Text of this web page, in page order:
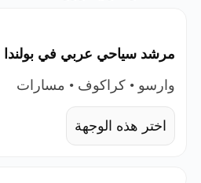
مرشد سياحي عربي في بولندا
وارسو • كراكوف • مسارات
اختر هذه الوجهة